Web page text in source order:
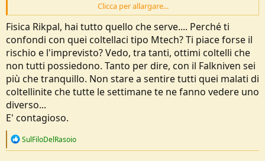
Coltello più, coltello meno…
Clicca per allargare...
Fisica Rikpal, hai tutto quello che serve.... Perché ti
confondi con quei coltellaci tipo Mtech? Ti piace forse il
rischio e l'imprevisto? Vedo, tra tanti, ottimi coltelli che
non tutti possiedono. Tanto per dire, con il Falkniven sei
più che tranquillo. Non stare a sentire tutti quei malati di
coltellinite che tutte le settimane te ne fanno vedere uno
diverso...
E' contagioso.
R
SulFiloDelRasoio